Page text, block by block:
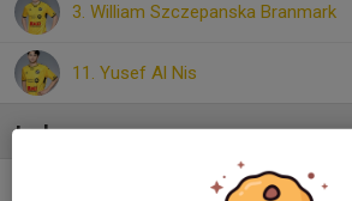
3. William Szczepanska Branmark
11. Yusef Al Nis
Ledare
Huvudansvarig Tränare